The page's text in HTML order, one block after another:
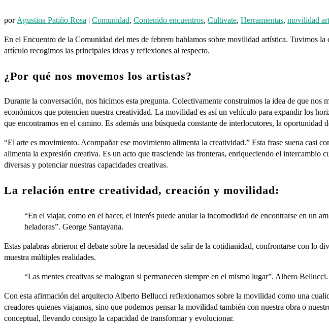
por Agustina Patiño Rosa | Comunidad, Contenido encuentros, Cultivate, Herramientas, movilidad
En el Encuentro de la Comunidad del mes de febrero hablamos sobre movilidad artística. Tuvimos
artículo recogimos las principales ideas y reflexiones al respecto.
¿Por qué nos movemos los artistas?
Durante la conversación, nos hicimos esta pregunta. Colectivamente construimos la idea de que
económicos que potencien nuestra creatividad. La movilidad es así un vehículo para expandir los
que encontramos en el camino. Es además una búsqueda constante de interlocutores, la
“El arte es movimiento. Acompañar ese movimiento alimenta la creatividad.” Esta frase suena casi
alimenta la expresión creativa. Es un acto que trasciende las fronteras, enriqueciendo el
diversas y potenciar nuestras capacidades creativas.
La relación entre creatividad, creación y movilidad:
“En el viajar, como en el hacer, el interés puede anular la incomodidad de encontrarse en un
heladoras”. George Santayana.
Estas palabras abrieron el debate sobre la necesidad de salir de la cotidianidad, confrontarse con
muestra múltiples realidades.
“Las mentes creativas se malogran si permanecen siempre en el mismo lugar”. Albero Bellucci.
Con esta afirmación del arquitecto Alberto Bellucci reflexionamos sobre la movilidad como una
creadores quienes viajamos, sino que podemos pensar la movilidad también con nuestra obra o
conceptual, llevando consigo la capacidad de transformar y evolucionar.